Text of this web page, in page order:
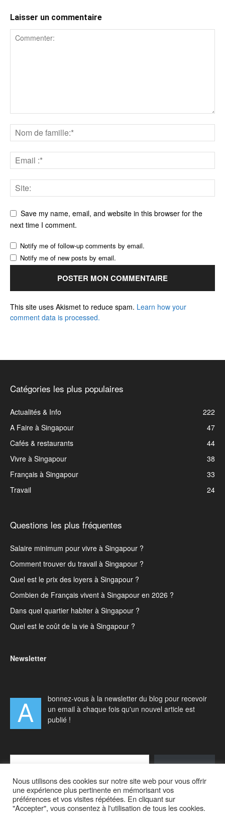
Laisser un commentaire
Save my name, email, and website in this browser for the
next time I comment.
Notify me of follow-up comments by email.
Notify me of new posts by email.
This site uses Akismet to reduce spam. Learn how your
comment data is processed.
Catégories les plus populaires
Actualités & Info
222
A Faire à Singapour
47
Cafés & restaurants
44
Vivre à Singapour
38
Français à Singapour
33
Travail
24
Questions les plus fréquentes
Salaire minimum pour vivre à Singapour ?
Comment trouver du travail à Singapour ?
Quel est le prix des loyers à Singapour ?
Combien de Français vivent à Singapour en 2026 ?
Dans quel quartier habiter à Singapour ?
Quel est le coût de la vie à Singapour ?
Newsletter
A
bonnez-vous à la newsletter du blog pour recevoir
un email à chaque fois qu'un nouvel article est
publié !
Type your email…
S'abonner
Nous utilisons des cookies sur notre site web pour vous offrir
une expérience plus pertinente en mémorisant vos
préférences et vos visites répétées. En cliquant sur
"Accepter", vous consentez à l'utilisation de tous les cookies.